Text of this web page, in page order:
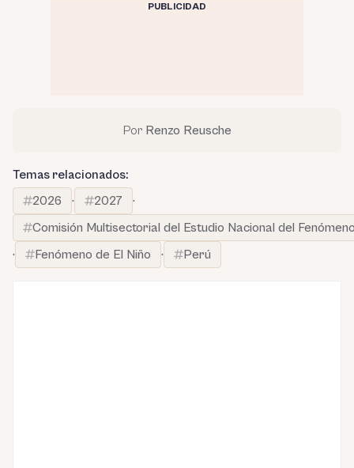
PUBLICIDAD
Por Renzo Reusche
Temas relacionados:
2026
· 2027
·
Comisión Multisectorial del Estudio Nacional del
·
Fenómeno de El Niño · Perú